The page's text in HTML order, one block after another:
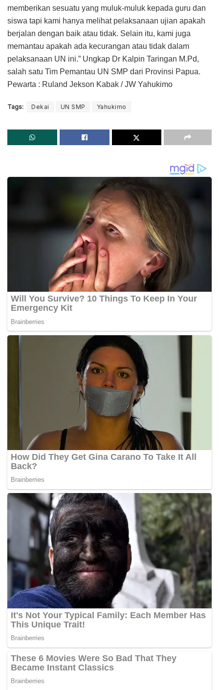
memberikan sesuatu yang muluk-muluk kepada guru dan
siswa tapi kami hanya melihat pelaksanaan ujian apakah
berjalan dengan baik atau tidak. Selain itu, kami juga
memantau apakah ada kecurangan atau tidak dalam
pelaksanaan UN ini.” Ungkap Dr Kalpin Taringan M.Pd,
salah satu Tim Pemantau UN SMP dari Provinsi Papua.
Pewarta : Ruland Jekson Kabak / JW Yahukimo
Tags: Dekai UN SMP Yahukimo